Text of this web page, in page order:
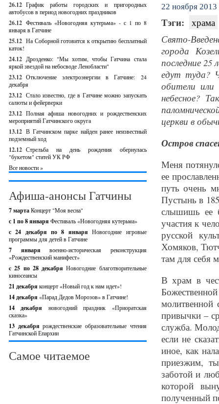
26.12 График работы городских и пригородных
автобусов в период новогодних праздников
26.12 Фестиваль «Новогодняя кутерьма» - с 1 по 8
января в Гатчине
25.12 На Соборной готовится к открытию бесплатный
каток!
24.12 Дрозденко: "Мы хотим, чтобы Гатчина стала
яркой звездой на небосводе Ленобласти"
23.12 Отключение электроэнергии в Гатчине: 24
декабря
23.12 Стало известно, где в Гатчине можно запускать
салюты и фейерверки
23.12 Полная афиша новогодних и рождественских
мероприятий Гатчинского округа
13.12 В Гатчинском парке найден ранее неизвестный
подземный ход
12.12 Стрельба на день рождения обернулась
"букетом" статей УК РФ
Все новости »
Афиша-анонсы Гатчины
7 мартаКонцерт "Моя весна"
с 1 по 8 января Фестиваль «Новогодняя кутерьма»
с 24 декабря по 8 январяНовогодние игровые
программы для детей в Гатчине
7 январявоенно-историческая реконструкция
«Рождественский манифест»
c 25 по 28 декабряНовогодние благотворительные
киносеансы
21 декабря концерт «Новый год к нам идет»!
14 декабря «Парад Дедов Морозов» в Гатчине!
14 декабря новогодний праздник «Приоратская
сказка»
13 декабрярождественские образовательные чтения
Гатчинской Епархии
Самое читаемое
22 ноября 2013
Тэги:
храма
Свято-
города
последние
едут туда?
обители
небесное?
церкви в
Остров
Меня
ее
путь очень
Пустынь в
слышишь ее
участия к
русской
Хомяков,
там для себя
В храм в
молитвенной
привычки –
служба.
если не
иное, как
приезжим,
заботой и
которой
полученный